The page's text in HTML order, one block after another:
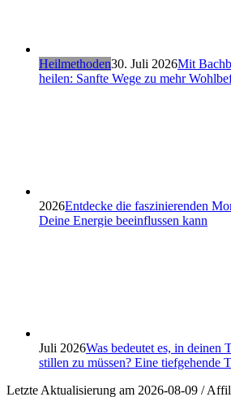
Heilmethoden30. Juli 2026Mit
heilen: Sanfte Wege zu mehr
2026Entdecke die faszinierenden
Deine Energie beeinflussen kann
Juli 2026Was bedeutet es, in deinen
stillen zu müssen? Eine tiefgehende
Letzte Aktualisierung am 2026-08-09 /